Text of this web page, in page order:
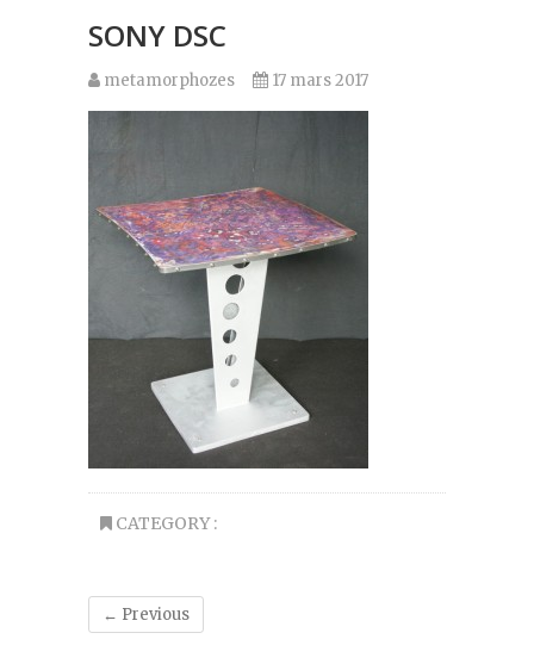
SONY DSC
metamorphozes 17 mars 2017
CATEGORY :
← Previous